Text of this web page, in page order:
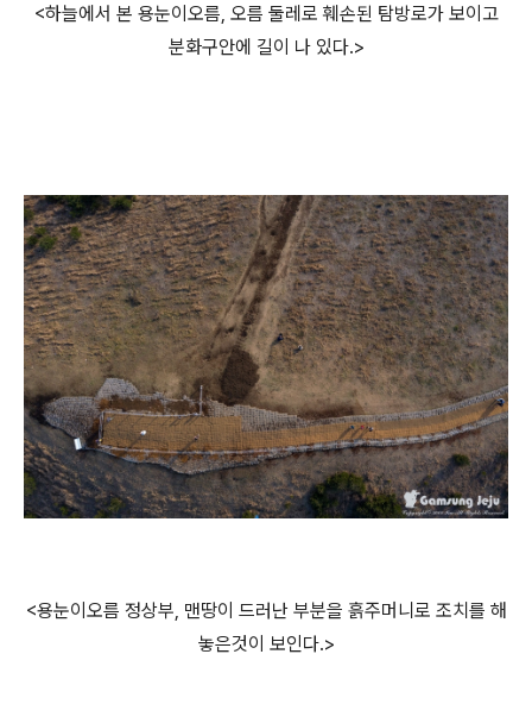
<하늘에서 본 용눈이오름, 오름 둘레로 훼손된 탐방로가 보이고
분화구안에 길이 나 있다.>
<용눈이오름 정상부, 맨땅이 드러난 부분을 흙주머니로 조치를 해
놓은것이 보인다.>